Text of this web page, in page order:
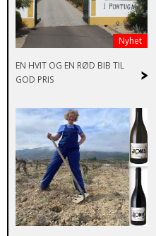
Nyhet
>
EN HVIT OG EN RØD BIB TIL
GOD PRIS